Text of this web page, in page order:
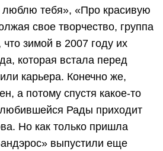
тебя», «Про красивую
свое творчество, группа
зимой в 2007 году их
которая встала перед
карьера. Конечно же,
а потому спустя какое-то
Рады приходит
Но как только пришла
выпустили еще